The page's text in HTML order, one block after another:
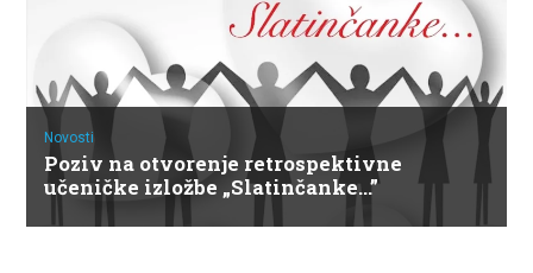
Novosti
Poziv na otvorenje retrospektivne
učeničke izložbe „Slatinčanke…”